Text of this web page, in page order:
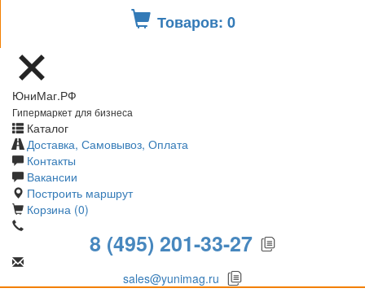
Товаров: 0
ЮниМаг.РФ
Гипермаркет для бизнеса
Каталог
Доставка, Самовывоз, Оплата
Контакты
Вакансии
Построить маршрут
Корзина (0)
8 (495) 201-33-27
sales@yunimag.ru